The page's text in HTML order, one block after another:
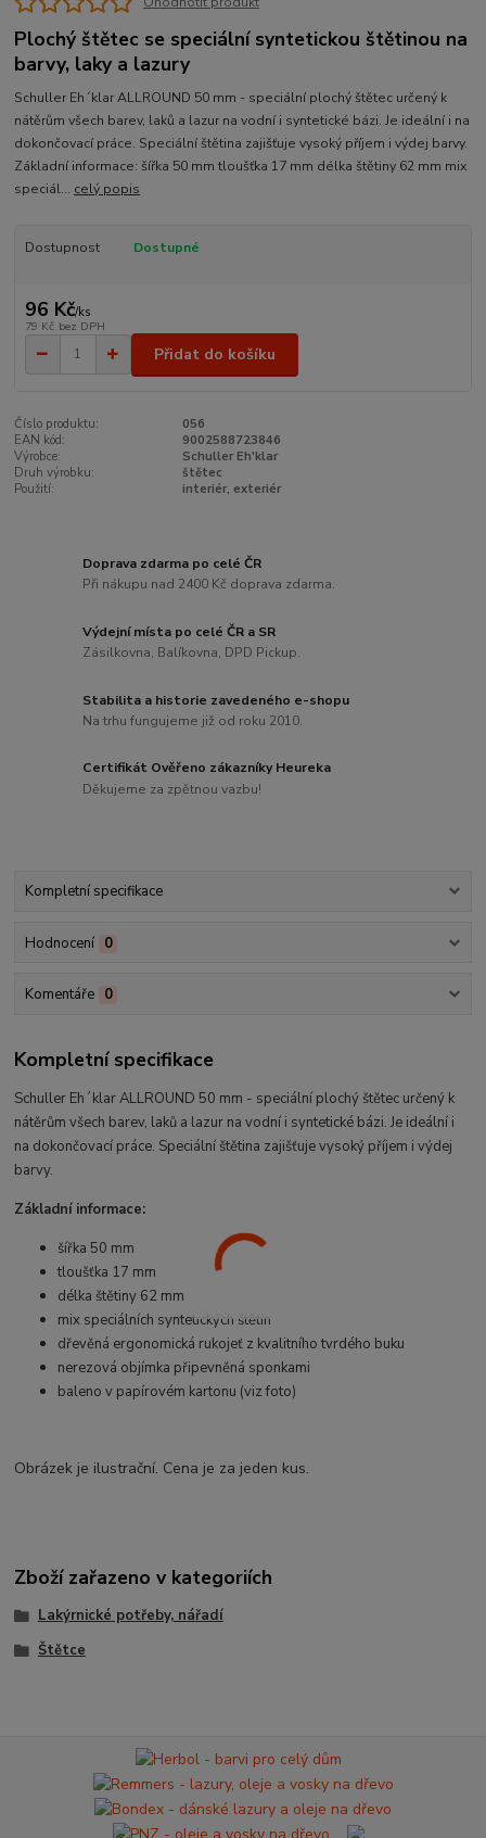
Plochý štětec se speciální syntetickou štětinou na
barvy, laky a lazury
Schuller Eh´klar ALLROUND 50 mm - speciální plochý štětec určený k
nátěrům všech barev, laků a lazur na vodní i syntetické bázi. Je ideální i na
dokončovací práce. Speciální štětina zajišťuje vysoký příjem i výdej barvy.
Základní informace: šířka 50 mm tloušťka 17 mm délka štětiny 62 mm mix
speciál... celý popis
Dostupnost Dostupné
96 Kč/ks
79 Kč bez DPH
Přidat do košíku
Číslo produktu:
056
EAN kód:
9002588723846
Výrobce:
Schuller Eh'klar
Druh výrobku:
štětec
Použití:
interiér, exteriér
Doprava zdarma po celé ČR
Při nákupu nad 2400 Kč doprava zdarma.
Výdejní místa po celé ČR a SR
Zásilkovna, Balíkovna, DPD Pickup.
Stabilita a historie zavedeného e-shopu
Na trhu fungujeme již od roku 2010.
Certifikát Ověřeno zákazníky Heureka
Děkujeme za zpětnou vazbu!
Kompletní specifikace
Hodnocení 0
Komentáře 0
Kompletní specifikace
Schuller Eh´klar ALLROUND 50 mm - speciální plochý štětec určený k
nátěrům všech barev, laků a lazur na vodní i syntetické bázi. Je ideální i
na dokončovací práce. Speciální štětina zajišťuje vysoký příjem i výdej
barvy.
Základní informace:
šířka 50 mm
tloušťka 17 mm
délka štětiny 62 mm
mix speciálních syntetických štětin
dřevěná ergonomická rukojeť z kvalitního tvrdého buku
nerezová objímka připevněná sponkami
baleno v papírovém kartonu (viz foto)
Obrázek je ilustrační. Cena je za jeden kus.
Zboží zařazeno v kategoriích
Lakýrnické potřeby, nářadí
Štětce